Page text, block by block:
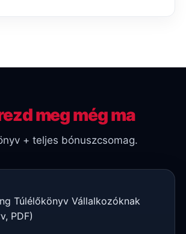
meg még ma
+ teljes bónuszcsomag.
Túlélőkönyv Vállalkozóknak
PDF)